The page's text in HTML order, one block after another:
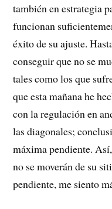
también en estrategia
funcionan
éxito de su ajuste.
conseguir que no se
tales como los que
que esta mañana he
con la regulación en
las diagonales;
máxima pendiente.
no se moverán de su
pendiente, me siento